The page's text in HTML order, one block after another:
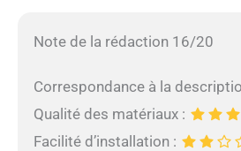
Note de la rédaction 16/20
Correspondance à la
Qualité des matériaux :
Facilité d’installation :